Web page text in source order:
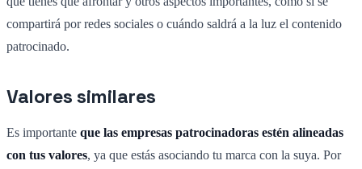
compartirá por redes sociales o cuándo saldrá a la luz el contenido
patrocinado.
Valores similares
Es importante que las empresas patrocinadoras estén alineadas
con tus valores, ya que estás asociando tu marca con la suya. Por